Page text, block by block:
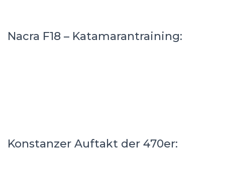
Nacra F18 – Katamarantraining:
Konstanzer Auftakt der 470er: